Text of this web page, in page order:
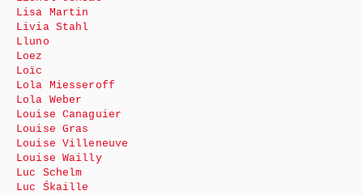
Lisa Martin
Livia Stahl
Lluno
Loez
Loïc
Lola Miesseroff
Lola Weber
Louise Canaguier
Louise Gras
Louise Villeneuve
Louise Wailly
Luc Schelm
Luc Śkaille